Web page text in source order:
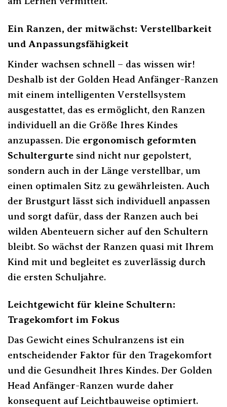
Ein Ranzen, der mitwächst: Verstellbarkeit
und Anpassungsfähigkeit
Kinder wachsen schnell – das wissen wir!
Deshalb ist der Golden Head Anfänger-Ranzen
mit einem intelligenten Verstellsystem
ausgestattet, das es ermöglicht, den Ranzen
individuell an die Größe Ihres Kindes
anzupassen. Die ergonomisch geformten
Schultergurte sind nicht nur gepolstert,
sondern auch in der Länge verstellbar, um
einen optimalen Sitz zu gewährleisten. Auch
der Brustgurt lässt sich individuell anpassen
und sorgt dafür, dass der Ranzen auch bei
wilden Abenteuern sicher auf den Schultern
bleibt. So wächst der Ranzen quasi mit Ihrem
Kind mit und begleitet es zuverlässig durch
die ersten Schuljahre.
Leichtgewicht für kleine Schultern:
Tragekomfort im Fokus
Das Gewicht eines Schulranzens ist ein
entscheidender Faktor für den Tragekomfort
und die Gesundheit Ihres Kindes. Der Golden
Head Anfänger-Ranzen wurde daher
konsequent auf Leichtbauweise optimiert.